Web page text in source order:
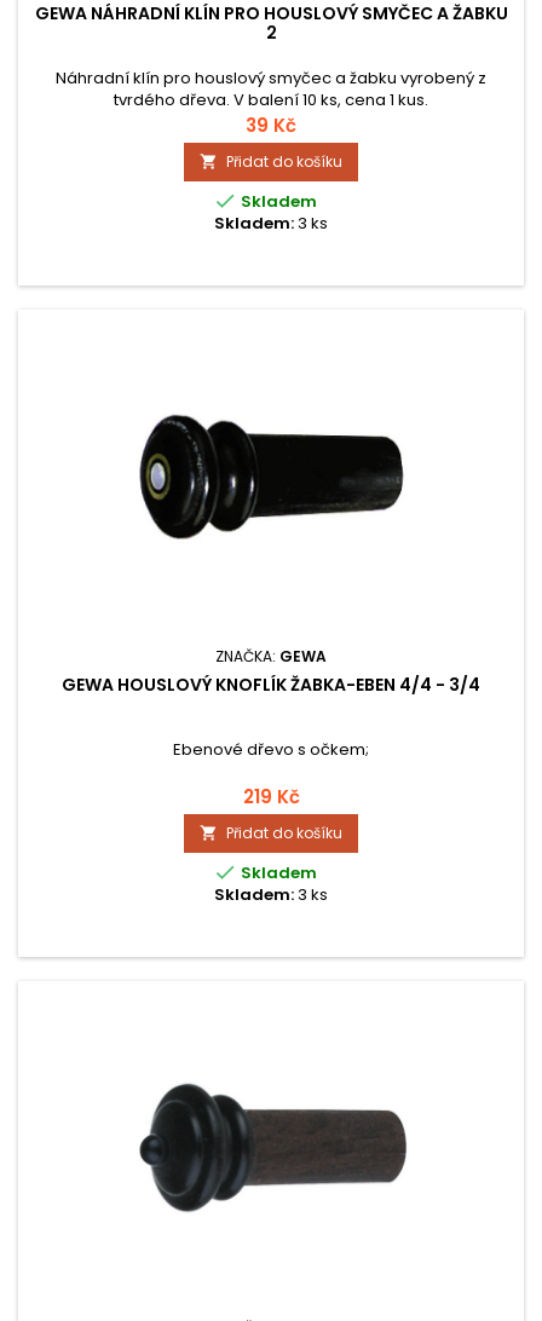
GEWA NÁHRADNÍ KLÍN PRO HOUSLOVÝ SMYČEC A ŽABKU
2
Náhradní klín pro houslový smyčec a žabku vyrobený z
tvrdého dřeva. V balení 10 ks, cena 1 kus.
39 Kč
 Přidat do košíku
 Skladem
Skladem:3 ks
ZNAČKA: GEWA
GEWA HOUSLOVÝ KNOFLÍK ŽABKA-EBEN 4/4 - 3/4
Ebenové dřevo s očkem;
219 Kč
 Přidat do košíku
 Skladem
Skladem:3 ks